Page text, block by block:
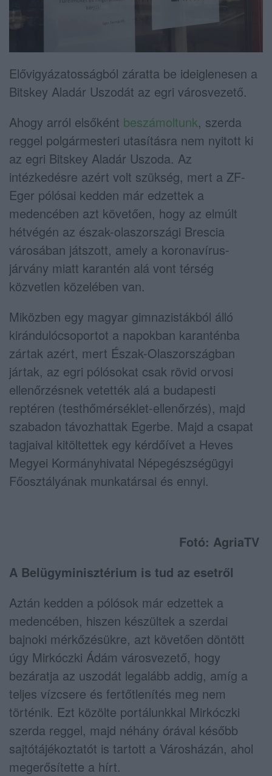
Elővigyázatosságból záratta be ideiglenesen a
Bitskey Aladár Uszodát az egri városvezető.
Ahogy arról elsőként beszámoltunk, szerda
reggel polgármesteri utasításra nem nyitott ki
az egri Bitskey Aladár Uszoda. Az
intézkedésre azért volt szükség, mert a ZF-
Eger pólósai kedden már edzettek a
medencében azt követően, hogy az elmúlt
hétvégén az észak-olaszországi Brescia
városában játszott, amely a koronavírus-
járvány miatt karantén alá vont térség
közvetlen közelében van.
Miközben egy magyar gimnazistákból álló
kirándulócsoportot a napokban karanténba
zártak azért, mert Észak-Olaszországban
jártak, az egri pólósokat csak rövid orvosi
ellenőrzésnek vetették alá a budapesti
reptéren (testhőmérséklet-ellenőrzés), majd
szabadon távozhattak Egerbe. Majd a csapat
tagjaival kitöltettek egy kérdőívet a Heves
Megyei Kormányhivatal Népegészségügyi
Főosztályának munkatársai és ennyi.
Fotó: AgriaTV
A Belügyminisztérium is tud az esetről
Aztán kedden a pólósok már edzettek a
medencében, hiszen készültek a szerdai
bajnoki mérkőzésükre, azt követően döntött
úgy Mirkóczki Ádám városvezető, hogy
bezáratja az uszodát legalább addig, amíg a
teljes vízcsere és fertőtlenítés meg nem
történik. Ezt közölte portálunkkal Mirkóczki
szerda reggel, majd néhány órával később
sajtótájékoztatót is tartott a Városházán, ahol
megerősítette a hírt.